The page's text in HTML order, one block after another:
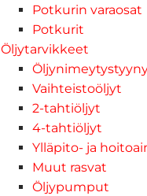
Potkurin varaosat
Potkurit
Öljytarvikkeet
Vaihteistoöljyt
2-tahtiöljyt
4-tahtiöljyt
Ylläpito- ja
Muut rasvat
Öljypumput